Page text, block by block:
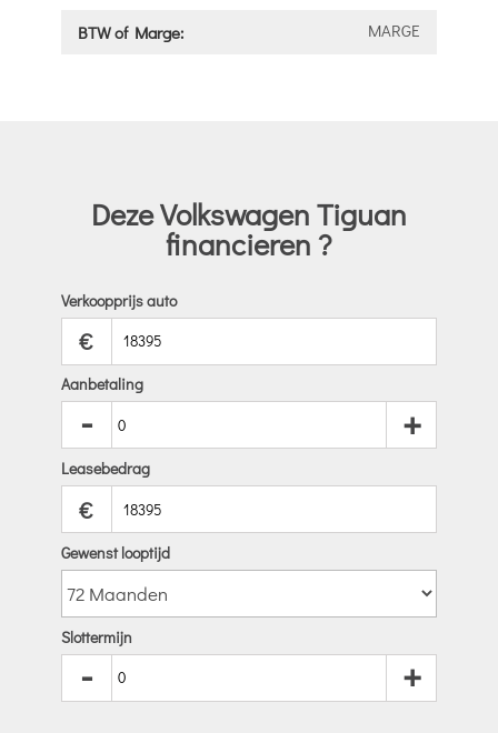
BTW of Marge: MARGE
Deze Volkswagen Tiguan
financieren ?
Verkoopprijs auto
€
Aanbetaling
- +
Leasebedrag
€
Gewenst looptijd
Slottermijn
- +